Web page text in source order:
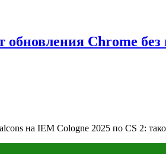
обновления Chrome
на IEM Cologne 2025 по CS 2: